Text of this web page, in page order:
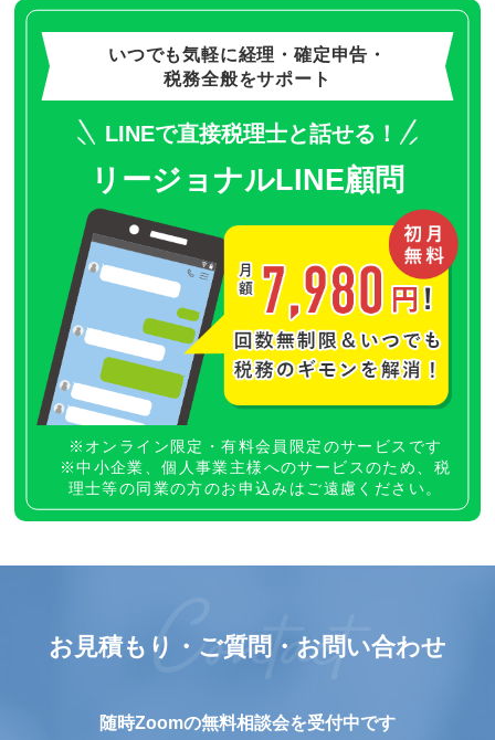
いつでも気軽に経理・確定申告・
税務全般をサポート
LINEで直接税理士と話せる！
リージョナルLINE顧問
※オンライン限定・有料会員限定のサービスです
※中小企業、個人事業主様へのサービスのため、税
理士等の同業の方のお申込みはご遠慮ください。
Contact
お見積もり・ご質問・ お問い合わせ
随時Zoomの無料相談会を受付中です